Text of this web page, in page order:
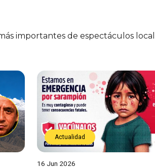
importantes de espectáculos
Actualidad
16 Jun 2026